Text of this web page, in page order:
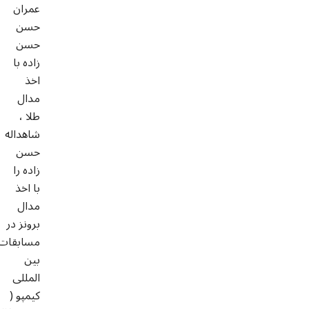
عمران
حسن
حسن
زاده با
اخذ
مدال
طلا ،
شاهداله
حسن
زاده را
با اخذ
مدال
برونز در
بین
المللی
کیمپو (